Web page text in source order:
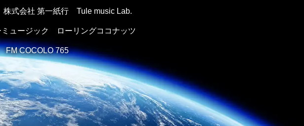
株式会社 第一紙行 Tule music Lab.
ミュージック ローリングココナッツ
COCOLO 765